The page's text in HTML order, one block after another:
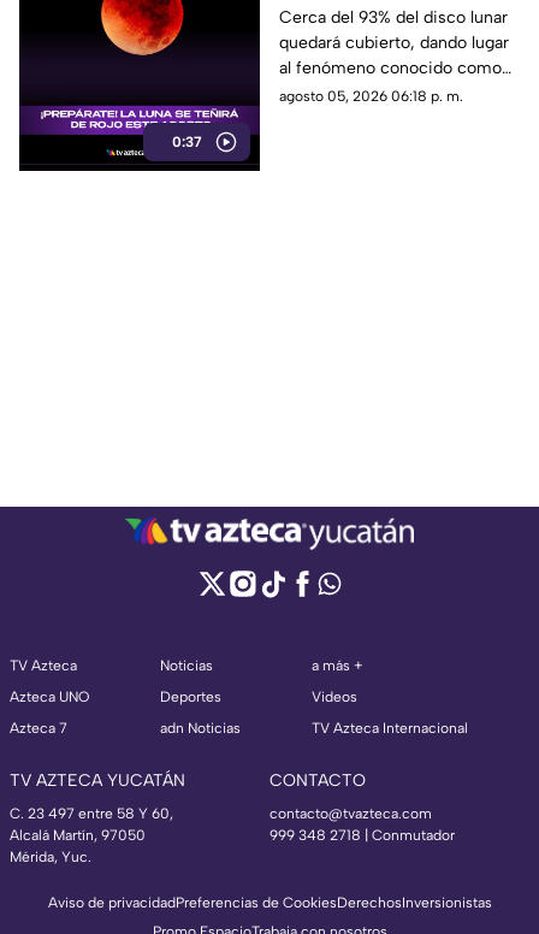
0:37
"LUNA DE SANGRE" en
México
Cerca del 93% del disco lunar
quedará cubierto, dando lugar
al fenómeno conocido como
“Luna de Sangre”.
agosto 05, 2026 06:18 p. m.
TV Azteca
Azteca UNO
Azteca 7
Noticias
Deportes
adn Noticias
a más +
Videos
TV Azteca Internacional
TV AZTECA YUCATÁN
C. 23 497 entre 58 Y 60,
Alcalá Martín, 97050
Mérida, Yuc.
CONTACTO
contacto@tvazteca.com
999 348 2718 | Conmutador
Aviso de privacidadPreferencias de CookiesDerechosInversionistas